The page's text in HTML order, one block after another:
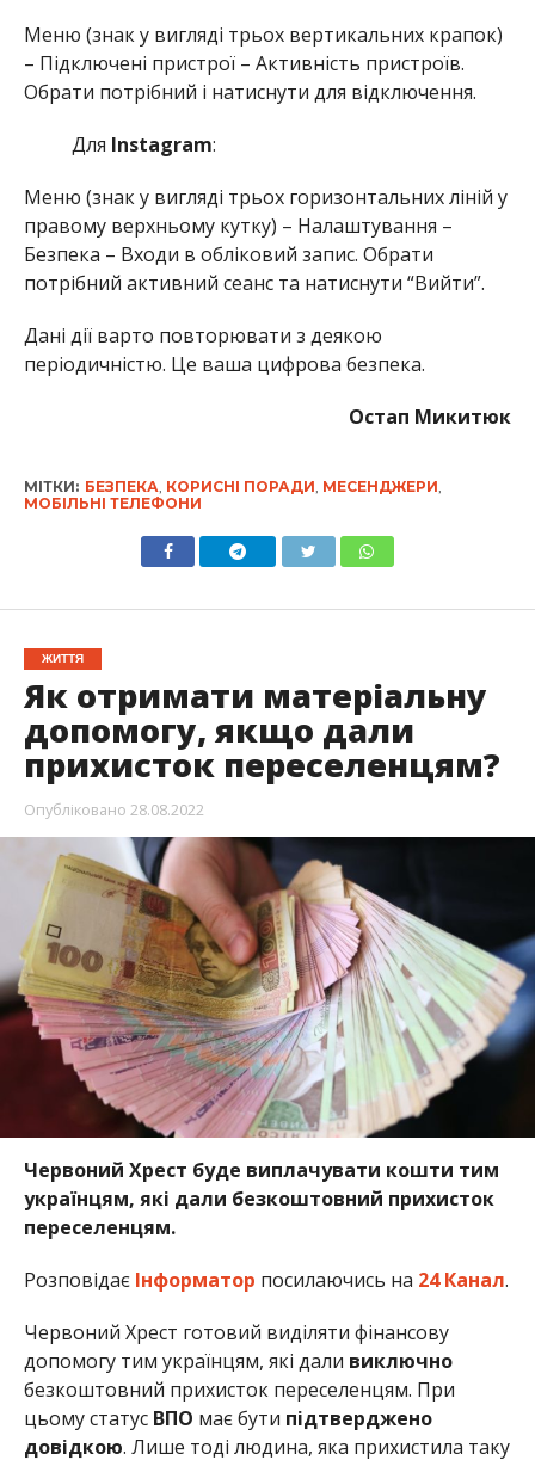
Меню (знак у вигляді трьох вертикальних крапок)
– Підключені пристрої – Активність пристроїв.
Обрати потрібний і натиснути для відключення.
Для Instagram:
Меню (знак у вигляді трьох горизонтальних ліній у
правому верхньому кутку) – Налаштування –
Безпека – Входи в обліковий запис. Обрати
потрібний активний сеанс та натиснути “Вийти”.
Дані дії варто повторювати з деякою
періодичністю. Це ваша цифрова безпека.
Остап Микитюк
МІТКИ: БЕЗПЕКА КОРИСНІ ПОРАДИ МЕСЕНДЖЕРИ
МОБІЛЬНІ ТЕЛЕФОНИ
ЖИТТЯ
Як отримати матеріальну
допомогу, якщо дали
прихисток переселенцям?
Опубліковано 28.08.2022
Червоний Хрест буде виплачувати кошти тим
українцям, які дали безкоштовний прихисток
переселенцям.
РозповідаєІнформатор посилаючись на 24 Канал.
Червоний Хрест готовий виділяти фінансову
допомогу тим українцям, які дали виключно
безкоштовний прихисток переселенцям. При
цьому статус ВПО має бути підтверджено
довідкою. Лише тоді людина, яка прихистила таку